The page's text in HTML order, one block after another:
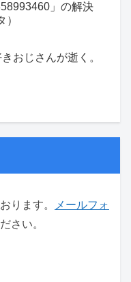
」の解決
おじさんが逝く。
ります。
メールフォ
さい。